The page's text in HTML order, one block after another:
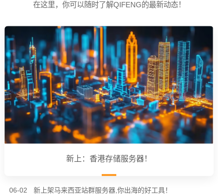
在这里，你可以随时了解QIFENG的最新动态！
新上：香港存储服务器！
06-02
新上架马来西亚站群服务器,你出海的好工具！